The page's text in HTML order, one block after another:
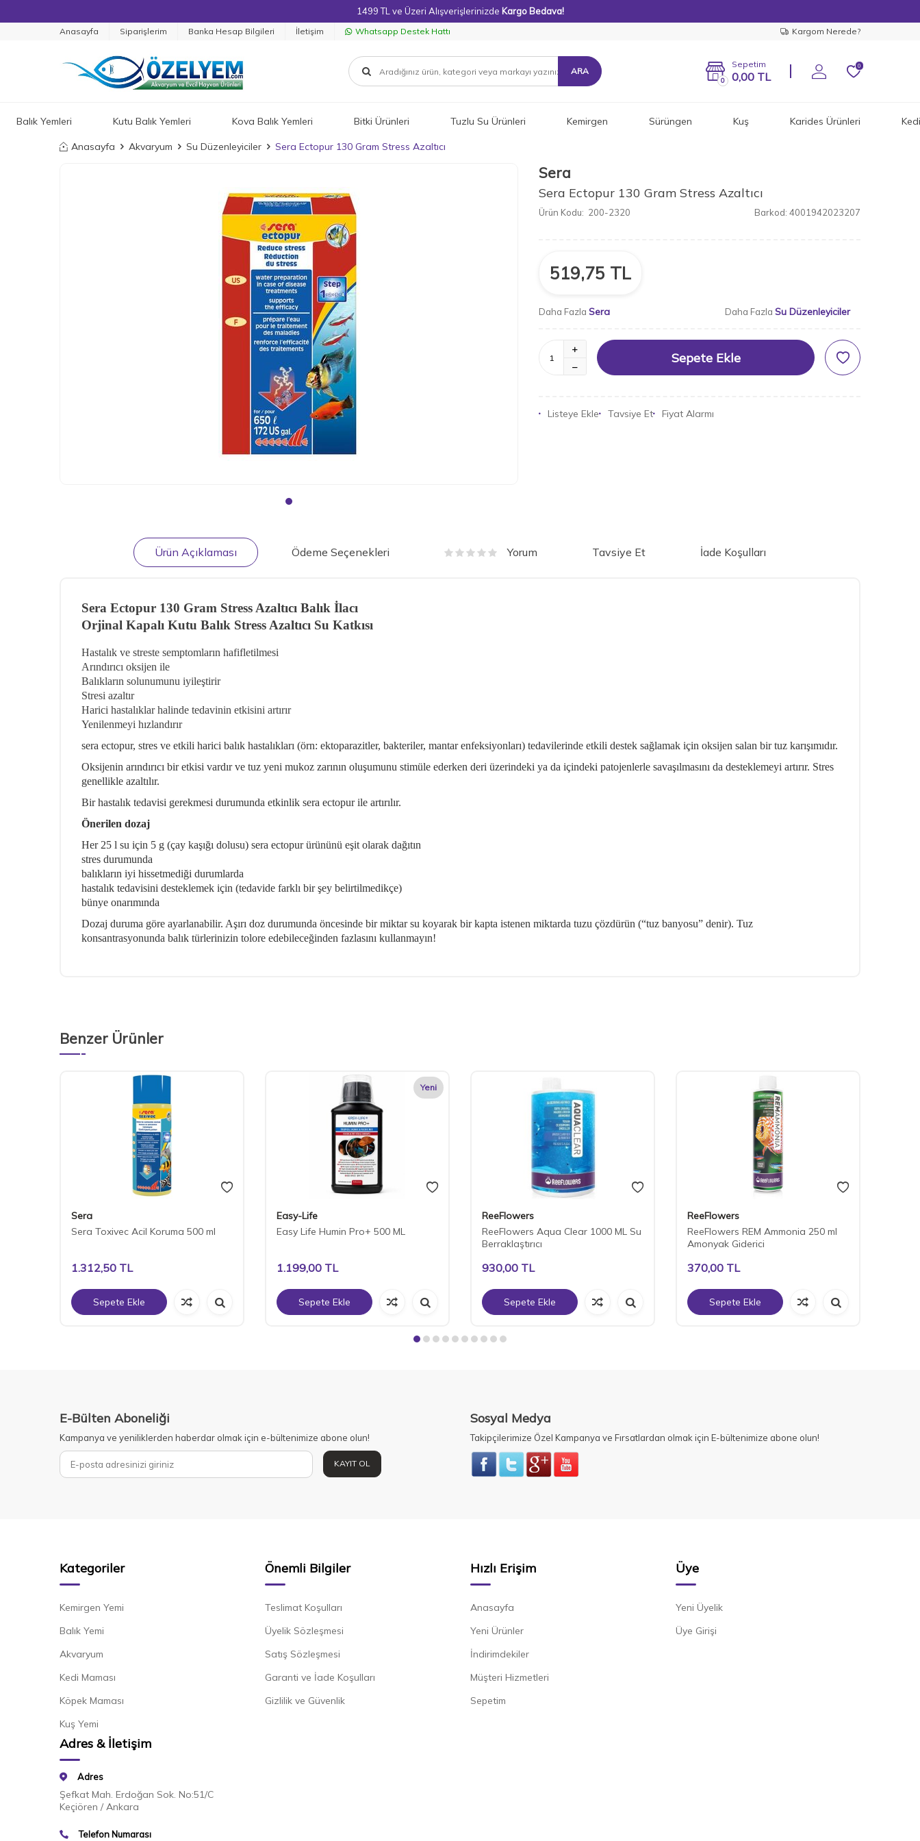
1499 TL ve Üzeri Alışverişlerinizde Kargo Bedava!
Anasayfa Siparişlerim Banka Hesap Bilgileri İletişim Whatsapp Destek Hattı Kargom Nerede?
ARA
0
Sepetim
0,00 TL
0
Balık Yemleri Kutu Balık Yemleri Kova Balık Yemleri Bitki Ürünleri Tuzlu Su Ürünleri Kemirgen Sürüngen Kuş Karides Ürünleri Kedi
Anasayfa Akvaryum Su Düzenleyiciler Sera Ectopur 130 Gram Stress Azaltıcı
Sera
Sera Ectopur 130 Gram Stress Azaltıcı
Ürün Kodu: 200-2320 Barkod: 4001942023207
519,75 TL
Daha Fazla Sera Daha Fazla Su Düzenleyiciler
Sepete Ekle
Listeye Ekle Tavsiye Et Fiyat Alarmı
Ürün Açıklaması Ödeme Seçenekleri Yorum Tavsiye Et İade Koşulları
Sera Ectopur 130 Gram Stress Azaltıcı Balık İlacı
Orjinal Kapalı Kutu Balık Stress Azaltıcı Su Katkısı
Hastalık ve streste semptomların hafifletilmesi
Arındırıcı oksijen ile
Balıkların solunumunu iyileştirir
Stresi azaltır
Harici hastalıklar halinde tedavinin etkisini artırır
Yenilenmeyi hızlandırır
sera ectopur, stres ve etkili harici balık hastalıkları (örn: ektoparazitler, bakteriler, mantar enfeksiyonları) tedavilerinde etkili destek sağlamak için oksijen salan bir tuz karışımıdır.
Oksijenin arındırıcı bir etkisi vardır ve tuz yeni mukoz zarının oluşumunu stimüle ederken deri üzerindeki ya da içindeki patojenlerle savaşılmasını da desteklemeyi artırır. Stres
genellikle azaltılır.
Bir hastalık tedavisi gerekmesi durumunda etkinlik sera ectopur ile artırılır.
Önerilen dozaj
Her 25 l su için 5 g (çay kaşığı dolusu) sera ectopur ürününü eşit olarak dağıtın
stres durumunda
balıkların iyi hissetmediği durumlarda
hastalık tedavisini desteklemek için (tedavide farklı bir şey belirtilmedikçe)
bünye onarımında
Dozaj duruma göre ayarlanabilir. Aşırı doz durumunda öncesinde bir miktar su koyarak bir kapta istenen miktarda tuzu çözdürün (“tuz banyosu” denir). Tuz
konsantrasyonunda balık türlerinizin tolore edebileceğinden fazlasını kullanmayın!
Benzer Ürünler
Sera
Sera Toxivec Acil Koruma 500 ml
1.312,50 TL
Sepete Ekle
Yeni
Easy-Life
Easy Life Humin Pro+ 500 ML
1.199,00 TL
Sepete Ekle
ReeFlowers
ReeFlowers Aqua Clear 1000 ML Su
Berraklaştırıcı
930,00 TL
Sepete Ekle
ReeFlowers
ReeFlowers REM Ammonia 250 ml
Amonyak Giderici
370,00 TL
Sepete Ekle
E-Bülten Aboneliği
Kampanya ve yeniliklerden haberdar olmak için e-bültenimize abone olun!
KAYIT OL
Sosyal Medya
Takipçilerimize Özel Kampanya ve Fırsatlardan olmak için E-bültenimize abone olun!
Kategoriler
Kemirgen Yemi
Balık Yemi
Akvaryum
Kedi Maması
Köpek Maması
Kuş Yemi
Önemli Bilgiler
Teslimat Koşulları
Üyelik Sözleşmesi
Satış Sözleşmesi
Garanti ve İade Koşulları
Gizlilik ve Güvenlik
Hızlı Erişim
Anasayfa
Yeni Ürünler
İndirimdekiler
Müşteri Hizmetleri
Sepetim
Üye
Yeni Üyelik
Üye Girişi
Adres & İletişim
Adres
Şefkat Mah. Erdoğan Sok. No:51/C
Keçiören / Ankara
Telefon Numarası